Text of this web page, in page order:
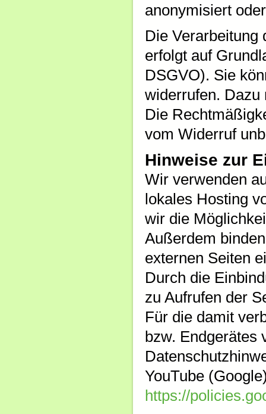
anonymisiert
Die Verarbeitung
erfolgt auf
DSGVO). Sie
widerrufen. Dazu
Die
vom Widerruf
Hinweise zur
Wir verwenden
lokales Hosting
wir die
Außerdem
externen Seiten
Durch die
zu Aufrufen der
Für die damit
bzw. Endgerätes
YouTube
https://